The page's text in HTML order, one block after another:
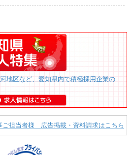
地区など、愛知県内で積極採用企業の
ご担当者様 広告掲載・資料請求はこちら